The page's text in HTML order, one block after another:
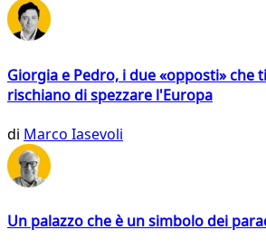
Giorgia e Pedro, i due «opposti» che
rischiano di spezzare l'Europa
di Marco Iasevoli
Un palazzo che è un simbolo dei